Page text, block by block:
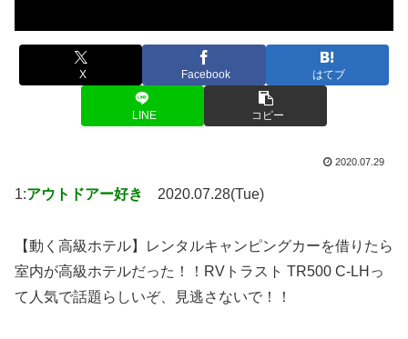
X Facebook はてブ
LINE コピー
2020.07.29
1:アウトドアー好き 2020.07.28(Tue)
【動く高級ホテル】レンタルキャンピングカーを借りたら
室内が高級ホテルだった！！RVトラスト TR500 C-LHっ
て人気で話題らしいぞ、見逃さないで！！